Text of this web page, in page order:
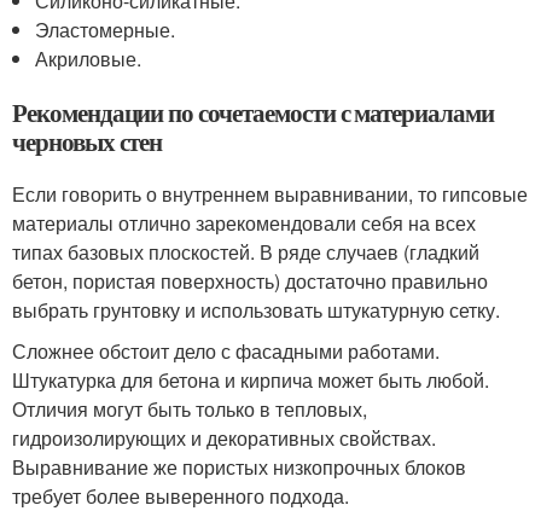
Эластомерные.
Акриловые.
Рекомендации по сочетаемости с материалами
черновых стен
Если говорить о внутреннем выравнивании, то гипсовые
материалы отлично зарекомендовали себя на всех
типах базовых плоскостей. В ряде случаев (гладкий
бетон, пористая поверхность) достаточно правильно
выбрать грунтовку и использовать штукатурную сетку.
Сложнее обстоит дело с фасадными работами.
Штукатурка для бетона и кирпича может быть любой.
Отличия могут быть только в тепловых,
гидроизолирующих и декоративных свойствах.
Выравнивание же пористых низкопрочных блоков
требует более выверенного подхода.